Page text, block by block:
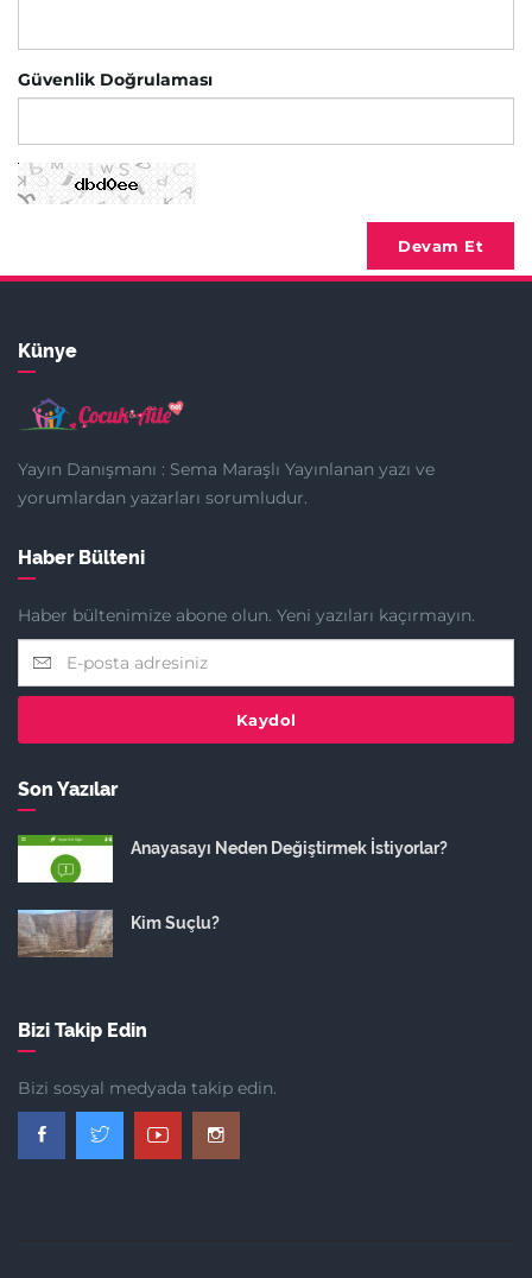
Güvenlik Doğrulaması
Devam Et
Künye
Yayın Danışmanı : Sema Maraşlı Yayınlanan yazı ve
yorumlardan yazarları sorumludur.
Haber Bülteni
Haber bültenimize abone olun. Yeni yazıları kaçırmayın.
Kaydol
Son Yazılar
Anayasayı Neden Değiştirmek İstiyorlar?
Kim Suçlu?
Bizi Takip Edin
Bizi sosyal medyada takip edin.